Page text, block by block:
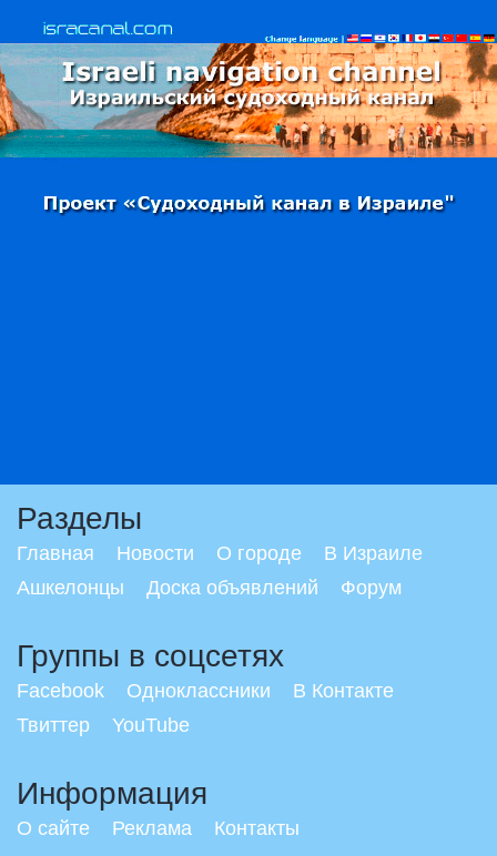
Разделы
Главная Новости О городе
В Израиле
Ашкелонцы
Доска объявлений Форум
Группы в соцсетях
Facebook Одноклассники
В Контакте
Твиттер
YouTube
Информация
О сайте Реклама Контакты